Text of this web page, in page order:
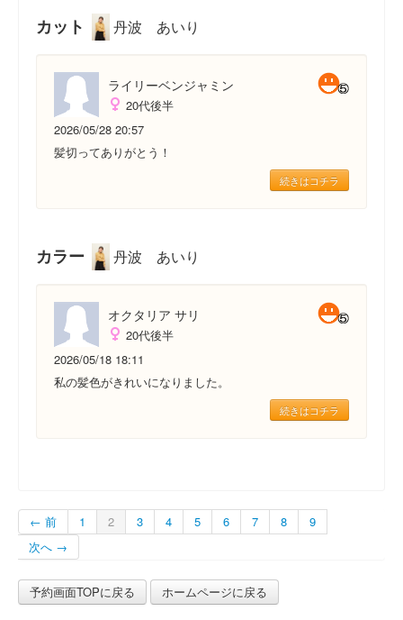
カット 丹波 あいり
ライリーベンジャミン
20代後半
2026/05/28 20:57
髪切ってありがとう！
続きはコチラ
カラー 丹波 あいり
オクタリア サリ
20代後半
2026/05/18 18:11
私の髪色がきれいになりました。
続きはコチラ
← 前 1 2 3 4 5 6 7 8
9
次へ →
予約画面TOPに戻る ホームページに戻る